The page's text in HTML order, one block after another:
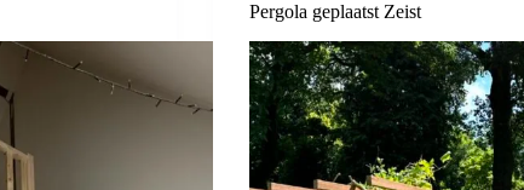
Pergola geplaatst Zeist